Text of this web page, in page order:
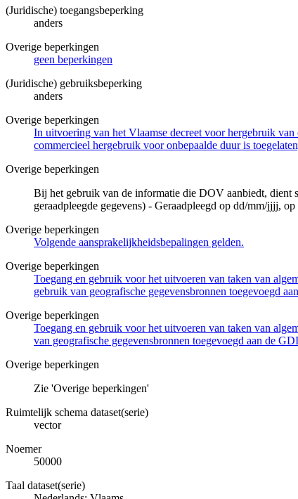
(Juridische) toegangsbeperking
anders
Overige beperkingen
geen beperkingen
(Juridische) gebruiksbeperking
anders
Overige beperkingen
In uitvoering van het Vlaamse decreet voor hergebruik
commercieel hergebruik voor onbepaalde duur is
Overige beperkingen
Bij het gebruik van de informatie die DOV aanbiedt, dient
geraadpleegde gegevens) - Geraadpleegd op dd/mm/jjjj, op
Overige beperkingen
Volgende aansprakelijkheidsbepalingen gelden.
Overige beperkingen
Toegang en gebruik voor het uitvoeren van taken van
gebruik van geografische gegevensbronnen toegevoegd
Overige beperkingen
Toegang en gebruik voor het uitvoeren van taken van
van geografische gegevensbronnen toegevoegd aan de
Overige beperkingen
Zie 'Overige beperkingen'
Ruimtelijk schema dataset(serie)
vector
Noemer
50000
Taal dataset(serie)